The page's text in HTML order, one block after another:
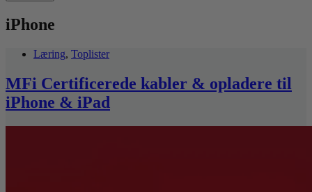
iPhone
Læring, Toplister
MFi Certificerede kabler & opladere til
iPhone & iPad